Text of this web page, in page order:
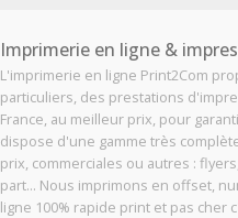
Imprimerie en ligne &
L'imprimerie en ligne Print2Com
particuliers, des prestations
France, au meilleur prix, pour
dispose d'une gamme très
prix, commerciales ou autres :
part... Nous imprimons en offset,
ligne 100% rapide print et pas cher